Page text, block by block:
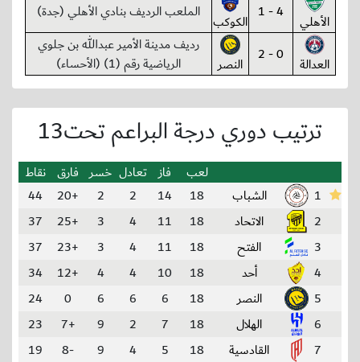
الأهلي 4 - 1 الكوكب الملعب الرديف بنادي الأهلي (جدة)
العدالة 0 - 2 النصر
رديف مدينة الأمير عبدالله بن جلوي
الرياضية رقم (1) (الأحساء)
ترتيب دوري درجة البراعم تحت13
لعب فاز تعادل خسر فارق نقاط
1
الشباب 18
14
2
2
+20
44
2
الاتحاد 18
11
4
3
+25
37
3
الفتح 18
11
4
3
+23
37
4
أحد 18
10
4
4
+12
34
5
النصر 18
6
6
6
0
24
6
الهلال 18
7
2
9
+7
23
7
القادسية 18
5
4
9
-8
19